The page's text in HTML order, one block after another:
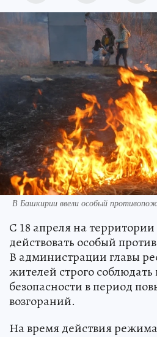
В Башкирии ввели особый
С 18 апреля на
действовать особый
В администрации главы
жителей строго соблюдать
безопасности в период
возгораний.
На время действия